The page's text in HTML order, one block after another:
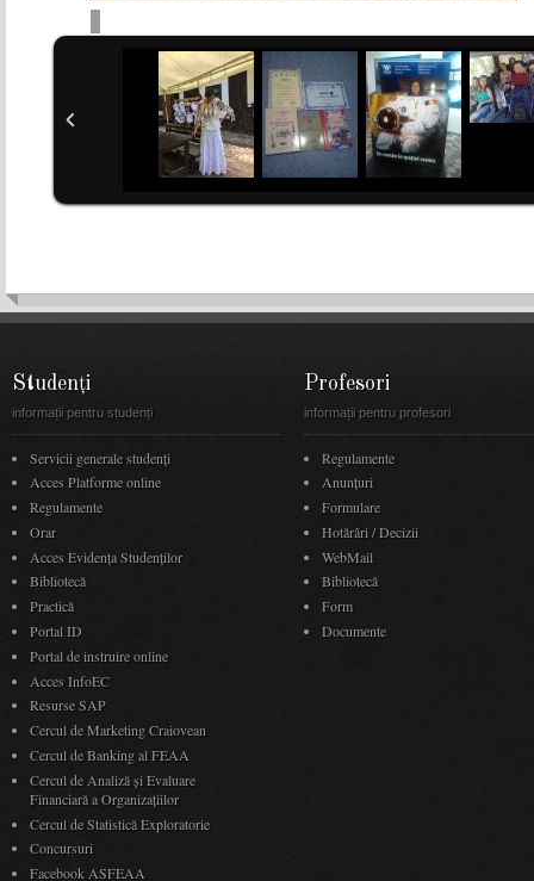
Regulamente
Orar
Acces Evidenţa Studenţilor
Practică
Portal de instruire online
Resurse SAP
Cercul de Statistică Exploratorie
Facebook ASFEAA
Hotărâri / Decizii
WebMail
Bibliotecă
Form
Documente
Copyright © 2026 Facultatea de economie si administrarea afacerilor. Toate drepturile
Utilizam fisiere de tip cookie pentru a va oferi o experienta de navigare cat mai buna,
nostru, sunteti de acord cu
Închide